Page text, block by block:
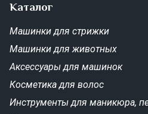
Каталог
Машинки для стрижки
Машинки для животных
Аксессуары для машинок
Косметика для волос
Инструменты для маникюра,